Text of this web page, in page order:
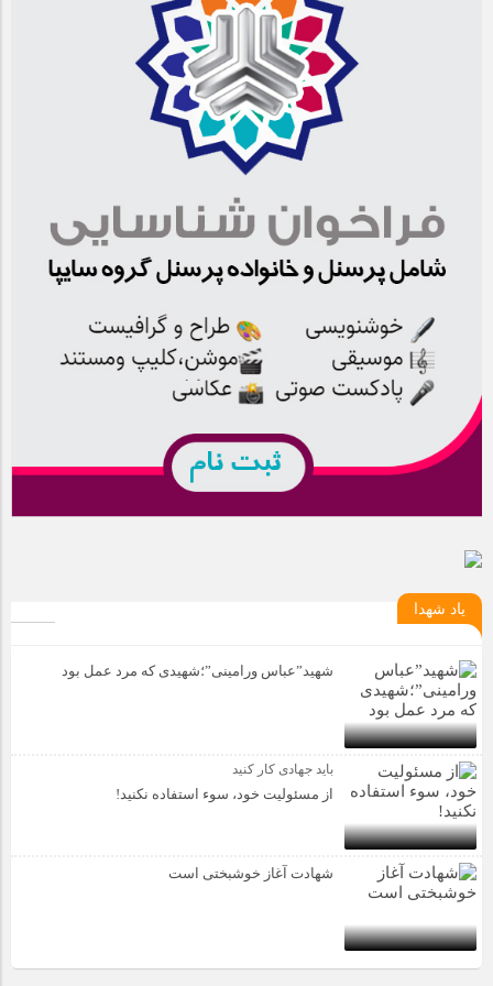
یاد شهدا
شهید”عباس ورامینی”؛شهیدی که مرد عمل بود
باید جهادی کار کنید
از مسئولیت خود، سوء استفاده نکنید!
شهادت آغاز خوشبختی است